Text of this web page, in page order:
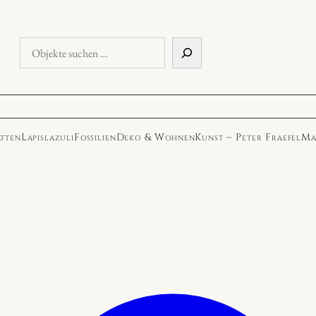
Objekte
suchen
LapislazuliFossilienDeko & WohnenKunst – Peter Fraefel